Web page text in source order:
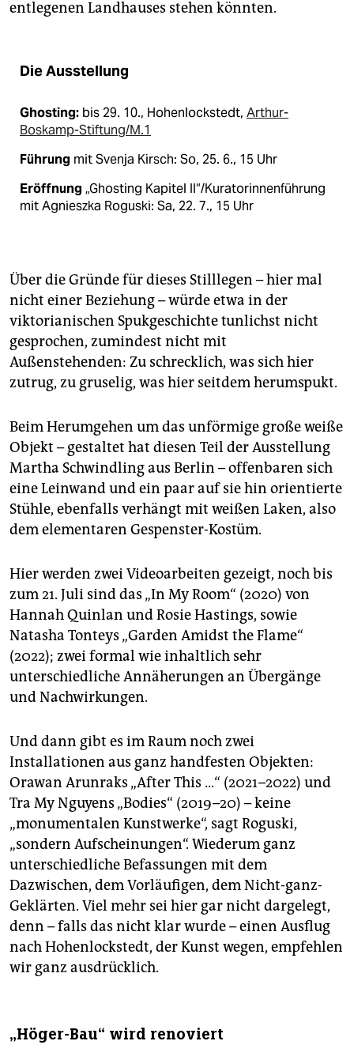
entlegenen Landhauses stehen könnten.
Die Ausstellung
Ghosting: bis 29. 10., Hohenlockstedt, Arthur-
Boskamp-Stiftung/M.1
Führung mit Svenja Kirsch: So, 25. 6., 15 Uhr
Eröffnung „Ghosting Kapitel II“/Kuratorinnenführung
mit Agnieszka Roguski: Sa, 22. 7., 15 Uhr
Über die Gründe für dieses Stilllegen – hier mal
nicht einer Beziehung – würde etwa in der
viktorianischen Spukgeschichte tunlichst nicht
gesprochen, zumindest nicht mit
Außenstehenden: Zu schrecklich, was sich hier
zutrug, zu gruselig, was hier seitdem herumspukt.
Beim Herumgehen um das unförmige große weiße
Objekt – gestaltet hat diesen Teil der Ausstellung
Martha Schwindling aus Berlin – offenbaren sich
eine Leinwand und ein paar auf sie hin orientierte
Stühle, ebenfalls verhängt mit weißen Laken, also
dem elementaren Gespenster-Kostüm.
Hier werden zwei Videoarbeiten gezeigt, noch bis
zum 21. Juli sind das „In My Room“ (2020) von
Hannah Quinlan und Rosie Hastings, sowie
Natasha Tonteys „Garden Amidst the Flame“
(2022); zwei formal wie inhaltlich sehr
unterschiedliche Annäherungen an Übergänge
und Nachwirkungen.
Und dann gibt es im Raum noch zwei
Installationen aus ganz handfesten Objekten:
Orawan Arunraks „After This …“ (2021–2022) und
Tra My Nguyens „Bodies“ (2019–20) – keine
„monumentalen Kunstwerke“, sagt Roguski,
„sondern Aufscheinungen“. Wiederum ganz
unterschiedliche Befassungen mit dem
Dazwischen, dem Vorläufigen, dem Nicht-ganz-
Geklärten. Viel mehr sei hier gar nicht dargelegt,
denn – falls das nicht klar wurde – einen Ausflug
nach Hohenlockstedt, der Kunst wegen, empfehlen
wir ganz ausdrücklich.
„Höger-Bau“ wird renoviert